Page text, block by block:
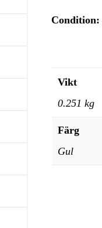
Condition:
Vikt
0.251 kg
Färg
Gul